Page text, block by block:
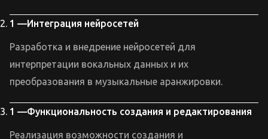
Интеграция нейросетей
Разработка и внедрение нейросетей для
интерпретации вокальных данных и их
преобразования в музыкальные аранжировки.
Функциональность создания и редактирования
Реализация возможности создания и